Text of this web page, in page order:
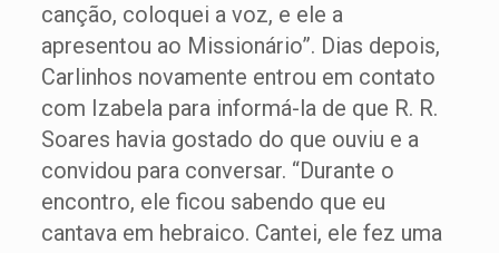
canção, coloquei a voz, e ele a
apresentou ao Missionário”. Dias depois,
Carlinhos novamente entrou em contato
com Izabela para informá-la de que R. R.
Soares havia gostado do que ouviu e a
convidou para conversar. “Durante o
encontro, ele ficou sabendo que eu
cantava em hebraico. Cantei, ele fez uma